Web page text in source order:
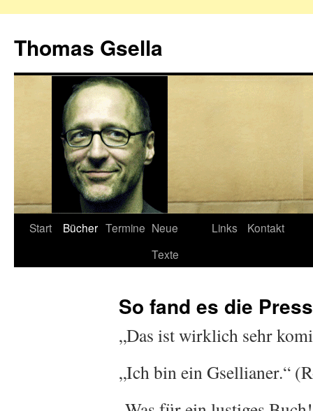
springen
Thomas Gsella
Start Bücher Termine Neue
Texte
Links Kontakt
So fand es die
„Das ist wirklich sehr
„Ich bin ein Gsellianer.“